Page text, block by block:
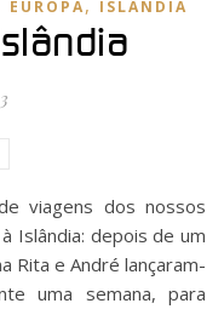
EUROPA, ISLÂNDIA
Islândia: depois de um
Rita e André lançaram-
uma semana, para